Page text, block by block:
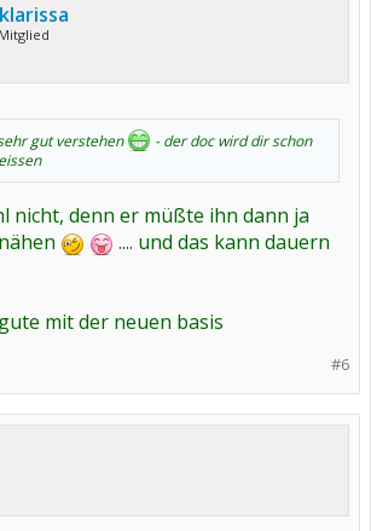
gut verstehen
- der doc wird dir schon
nicht, denn er müßte ihn dann ja
.... und das kann dauern
mit der neuen basis
#6